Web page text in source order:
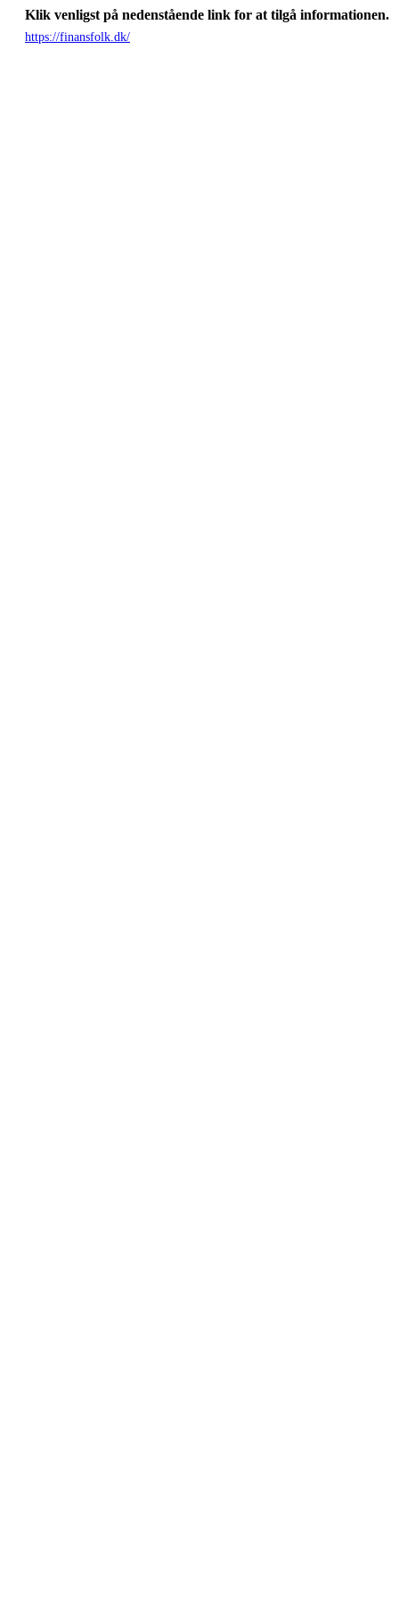
Klik venligst på nedenstående link for at tilgå informationen.
https://finansfolk.dk/